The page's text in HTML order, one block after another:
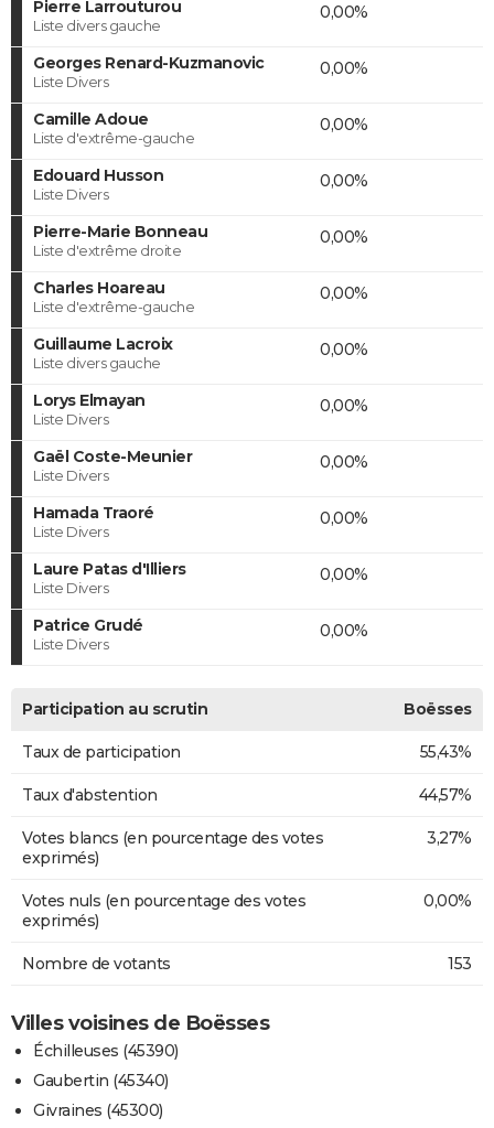
Pierre Larrouturou
Liste divers gauche
0,00%
Georges Renard-Kuzmanovic
Liste Divers
0,00%
Camille Adoue
Liste d'extrême-gauche
0,00%
Edouard Husson
Liste Divers
0,00%
Pierre-Marie Bonneau
Liste d'extrême droite
0,00%
Charles Hoareau
Liste d'extrême-gauche
0,00%
Guillaume Lacroix
Liste divers gauche
0,00%
Lorys Elmayan
Liste Divers
0,00%
Gaël Coste-Meunier
Liste Divers
0,00%
Hamada Traoré
Liste Divers
0,00%
Laure Patas d'Illiers
Liste Divers
0,00%
Patrice Grudé
Liste Divers
0,00%
Participation au scrutin Boësses
Taux de participation 55,43%
Taux d'abstention 44,57%
Votes blancs (en pourcentage des votes
exprimés)
3,27%
Votes nuls (en pourcentage des votes
exprimés)
0,00%
Nombre de votants 153
Villes voisines de Boësses
Échilleuses (45390)
Gaubertin (45340)
Givraines (45300)